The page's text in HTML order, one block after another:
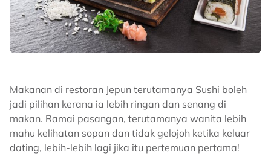
Makanan di restoran Jepun terutamanya Sushi boleh
jadi pilihan kerana ia lebih ringan dan senang di
makan. Ramai pasangan, terutamanya wanita lebih
mahu kelihatan sopan dan tidak gelojoh ketika keluar
dating, lebih-lebih lagi jika itu pertemuan pertama!